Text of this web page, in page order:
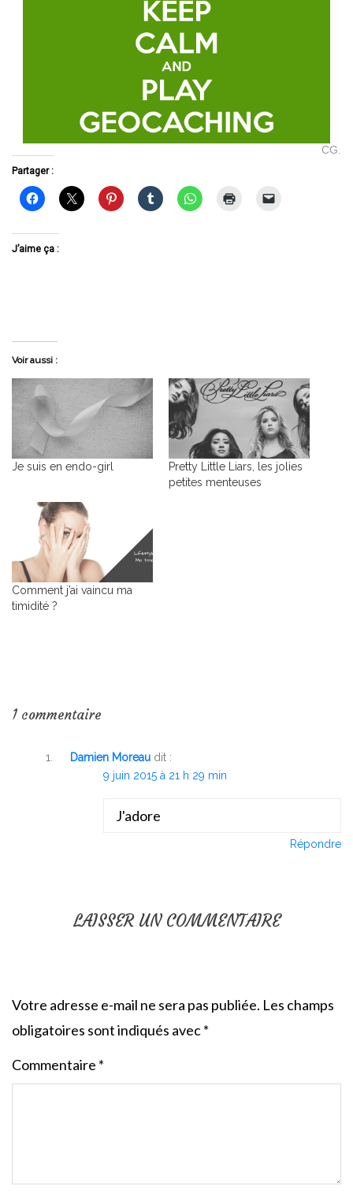
CG.
Partager :
J’aime ça :
Voir aussi :
Je suis en endo-girl
Pretty Little Liars, les jolies
petites menteuses
Comment j’ai vaincu ma
timidité ?
1 commentaire
Damien Moreau dit :
9 juin 2015 à 21 h 29 min
J'adore
Répondre
LAISSER UN COMMENTAIRE
Votre adresse e-mail ne sera pas publiée. Les champs
obligatoires sont indiqués avec*
Commentaire *